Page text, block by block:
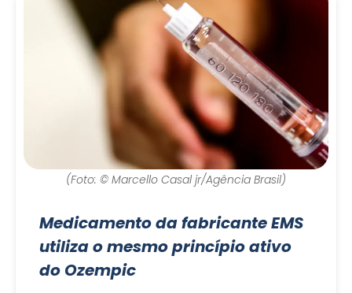
(Foto: © Marcello Casal jr/Agência Brasil)
Medicamento da fabricante EMS
utiliza o mesmo princípio ativo
do Ozempic